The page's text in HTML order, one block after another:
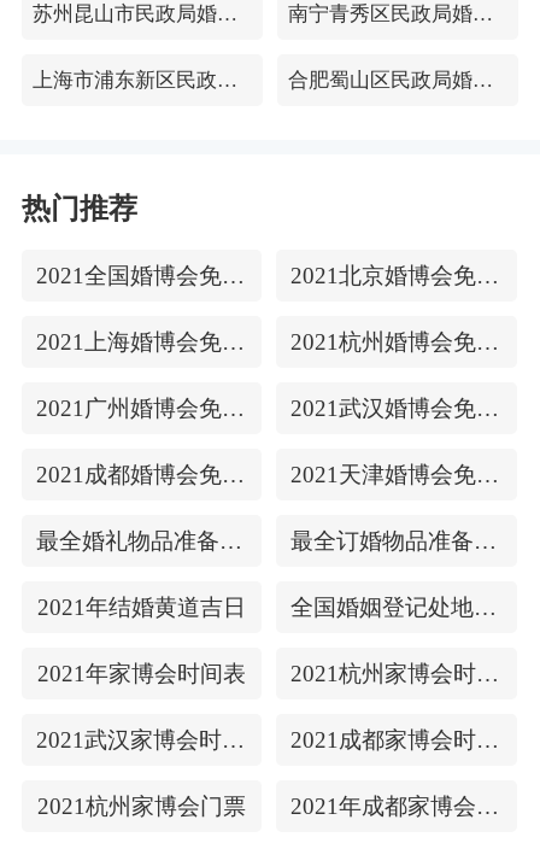
苏州昆山市民政局婚姻登记处 南宁青秀区民政局婚姻登记处
上海市浦东新区民政局婚姻登记处 合肥蜀山区民政局婚姻登记处
热门推荐
2021全国婚博会免费门票 2021北京婚博会免费门票
2021上海婚博会免费门票 2021杭州婚博会免费门票
2021广州婚博会免费门票 2021武汉婚博会免费门票
2021成都婚博会免费门票 2021天津婚博会免费门票
最全婚礼物品准备清单 最全订婚物品准备清单
2021年结婚黄道吉日 全国婚姻登记处地址/上下时间
2021年家博会时间表 2021杭州家博会时间表
2021武汉家博会时间表 2021成都家博会时间表
2021杭州家博会门票 2021年成都家博会门票